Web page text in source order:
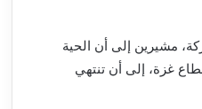
مشيرين إلى أن الحية
غزة، إلى أن تنتهي